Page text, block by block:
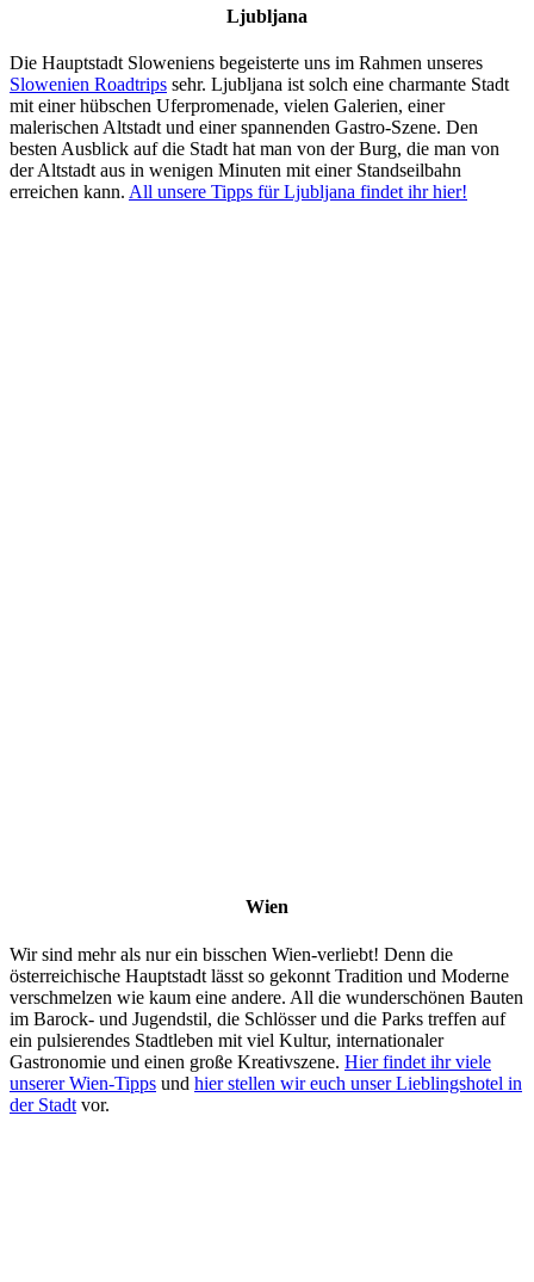
Ljubljana
Die Hauptstadt Sloweniens begeisterte uns im Rahmen unseres
Slowenien Roadtrips sehr. Ljubljana ist solch eine charmante Stadt
mit einer hübschen Uferpromenade, vielen Galerien, einer
malerischen Altstadt und einer spannenden Gastro-Szene. Den
besten Ausblick auf die Stadt hat man von der Burg, die man von
der Altstadt aus in wenigen Minuten mit einer Standseilbahn
erreichen kann. All unsere Tipps für Ljubljana findet ihr hier!
Wien
Wir sind mehr als nur ein bisschen Wien-verliebt! Denn die
österreichische Hauptstadt lässt so gekonnt Tradition und Moderne
verschmelzen wie kaum eine andere. All die wunderschönen Bauten
im Barock- und Jugendstil, die Schlösser und die Parks treffen auf
ein pulsierendes Stadtleben mit viel Kultur, internationaler
Gastronomie und einen große Kreativszene. Hier findet ihr viele
unserer Wien-Tipps und hier stellen wir euch unser Lieblingshotel in
der Stadt vor.